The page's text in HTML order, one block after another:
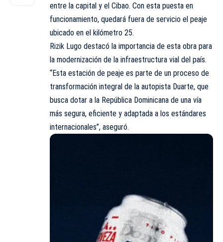
entre la capital y el Cibao. Con esta puesta en
funcionamiento, quedará fuera de servicio el peaje
ubicado en el kilómetro 25.
Rizik Lugo destacó la importancia de esta obra para
la modernización de la infraestructura vial del país.
“Esta estación de peaje es parte de un proceso de
transformación integral de la autopista Duarte, que
busca dotar a la República Dominicana de una vía
más segura, eficiente y adaptada a los estándares
internacionales”, aseguró.